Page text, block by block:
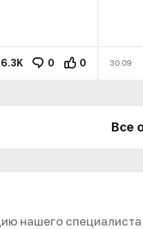
6.3K 0 0 30.09
Все
нашего